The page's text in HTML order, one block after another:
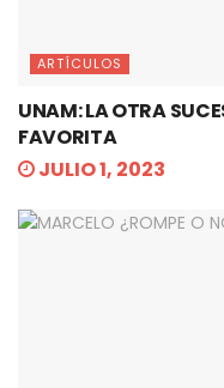
ARTÍCULOS
UNAM: LA OTRA
FAVORITA
JULIO 1, 2023